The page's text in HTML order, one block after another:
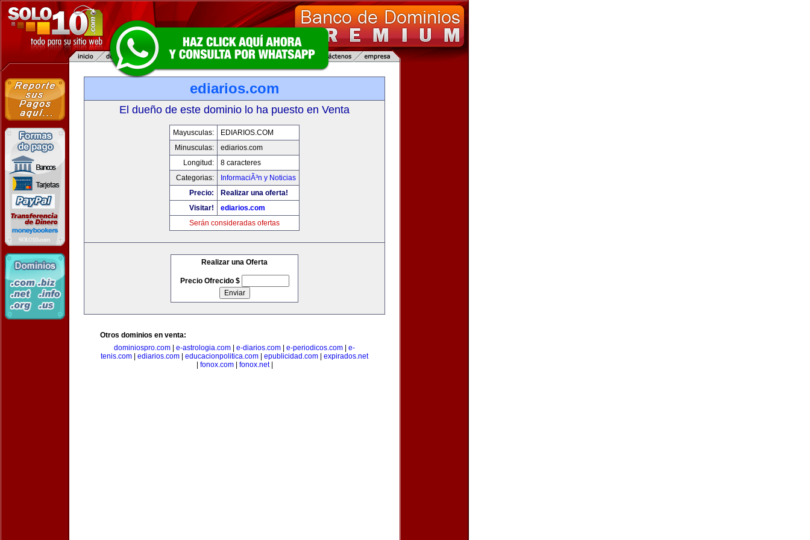
ediarios.com
El dueño de este dominio lo ha puesto en Venta
Mayusculas:
EDIARIOS.COM
Minusculas:
ediarios.com
Longitud:
8 caracteres
Categorias:
InformaciÃ³n y Noticias
Precio:
Realizar una oferta!
Visitar!
ediarios.com
Serán consideradas ofertas
Realizar una Oferta
Precio Ofrecido $
Otros dominios en venta:
dominiospro.com
e-astrologia.com e-diarios.com e-periodicos.com
e-
tenis.com
ediarios.com educacionpolitica.com epublicidad.com
expirados.net
fonox.com| fonox.net|